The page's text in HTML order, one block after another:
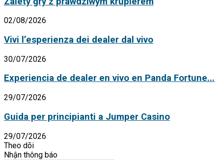
02/08/2026
Vivi l’esperienza dei dealer dal vivo
30/07/2026
Experiencia de dealer en vivo en Panda Fortune...
29/07/2026
Guida per principianti a Jumper Casino
29/07/2026
Theo dõi
Nhận thông báo